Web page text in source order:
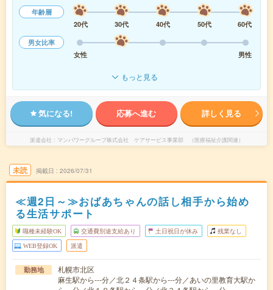
年齢層
20代
30代 40代 50代
60代
男女比率
女性
男性
もっと見る
気になる! 応募へ進む 詳しく見る
派遣会社 マンパワーグループ株式会社 ケアサービス事業部 （医療福祉介護関連）
未読 掲載日 2026/07/31
≪週2日～≫おばあちゃんの話し相手から始め
る生活サポート
職種未経験OK 交通費別途支給あり 土日祝日が休み 残業なし
WEB登録OK 派遣
勤務地
札幌市北区
麻生駅から---分／北２４条駅から---分／あいの里教育大駅か